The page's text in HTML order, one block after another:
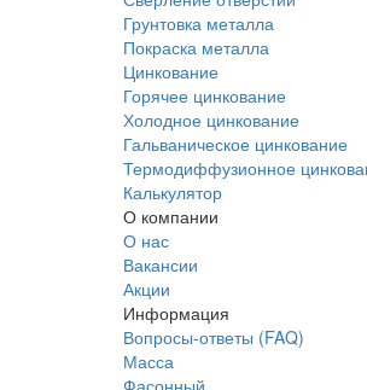
Грунтовка металла
Покраска металла
Цинкование
Горячее цинкование
Холодное цинкование
Гальваническое цинкование
Термодиффузионное
Калькулятор
О компании
О нас
Вакансии
Акции
Информация
Вопросы-ответы (FAQ)
Масса
Фасонный